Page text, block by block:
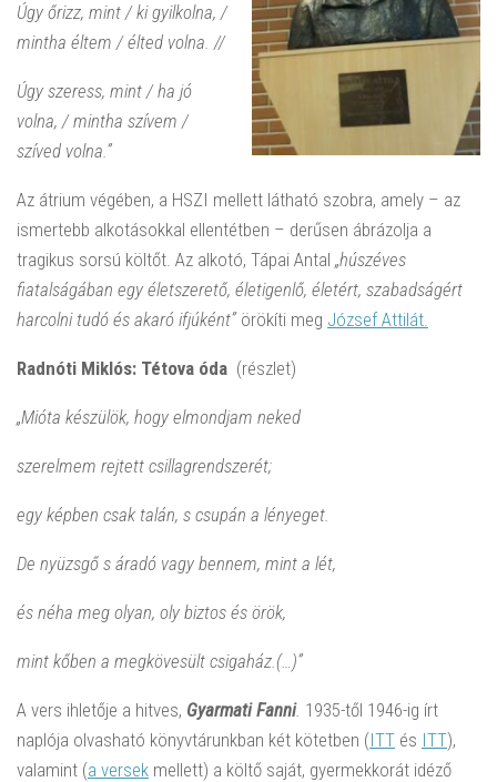
Úgy őrizz, mint / ki gyilkolna, /
mintha éltem / élted volna. //
Úgy szeress, mint / ha jó
volna, / mintha szívem /
szíved volna.”
Az átrium végében, a HSZI mellett látható szobra, amely – az
ismertebb alkotásokkal ellentétben – derűsen ábrázolja a
tragikus sorsú költőt. Az alkotó, Tápai Antal „húszéves
fiatalságában egy életszerető, életigenlő, életért, szabadságért
harcolni tudó és akaró ifjúként” örökíti meg József Attilát.
Radnóti Miklós: Tétova óda (részlet)
„Mióta készülök, hogy elmondjam neked
szerelmem rejtett csillagrendszerét;
egy képben csak talán, s csupán a lényeget.
De nyüzsgő s áradó vagy bennem, mint a lét,
és néha meg olyan, oly biztos és örök,
mint kőben a megkövesült csigaház.(…)”
A vers ihletője a hitves, Gyarmati Fanni. 1935-től 1946-ig írt
naplója olvasható könyvtárunkban két kötetben (ITT és ITT),
valamint (a versek mellett) a költő saját, gyermekkorát idéző